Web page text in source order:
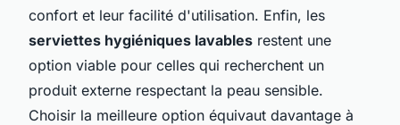
confort et leur facilité d'utilisation. Enfin, les
serviettes hygiéniques lavables restent une
option viable pour celles qui recherchent un
produit externe respectant la peau sensible.
Choisir la meilleure option équivaut davantage à